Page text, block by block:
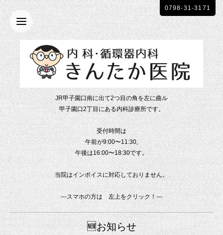
JR甲子園口南に出て2つ目の角を左に曲ル
甲子園口2丁目にある内科診療所です。
受付時間は
午前が9:00〜11:30,
午後は16:00〜18:30です。
当院はインボイスに対応しておりません。
---スマホの方は 左上をクリック！---
0798-31-3171
🆕お知らせ